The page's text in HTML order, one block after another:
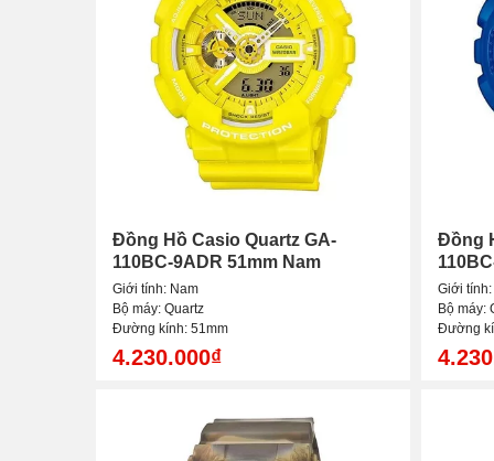
Đồng Hồ Casio Quartz GA-
110BC-9ADR 51mm Nam
Giới tính: Nam
Bộ máy: Quartz
Đường kính: 51mm
4.230.000₫
Đồng
Giới
Bộ máy:
Đường